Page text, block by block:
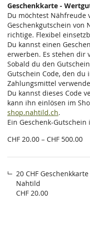
Geschenkkarte -
Du möchtest Nähfreude
Geschenkgutschein von
richtige. Flexibel
Du kannst einen
erwerben. Es stehen dir
Sobald du den
Gutschein Code, den du
Zahlungsmittel
Du kannst dieses Code
kann ihn einlösen im
shop.nahtild.ch.
Ein Geschenk-
von
bis
CHF 20.00 – CHF 500.00
20 CHF
Nahtild
CHF 20.00